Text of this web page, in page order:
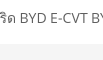
BYD E-CVT